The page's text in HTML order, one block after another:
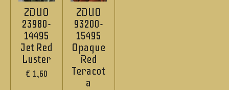
ZDUO
23980-
14495
Jet Red
Luster
€ 1,60
ZDUO
93200-
15495
Opaque
Red
Teracot
a